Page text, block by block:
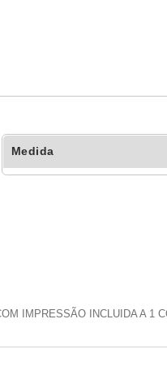
Medida
IMPRESSÃO INCLUIDA A 1